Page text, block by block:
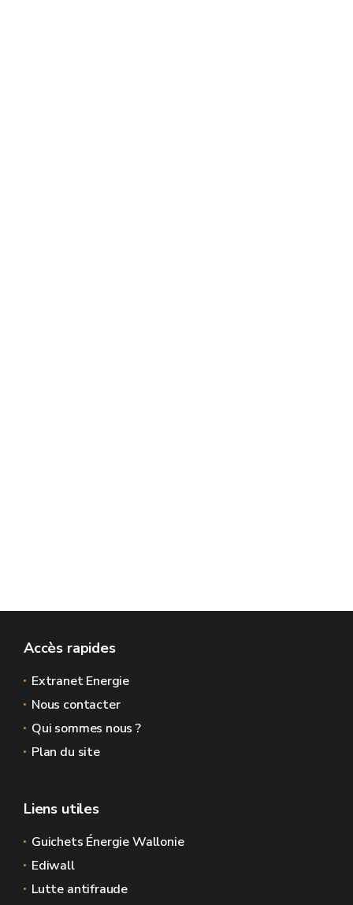
Accès rapides
Extranet Energie
Nous contacter
Qui sommes nous ?
Plan du site
Liens utiles
Guichets Énergie Wallonie
Ediwall
Lutte antifraude